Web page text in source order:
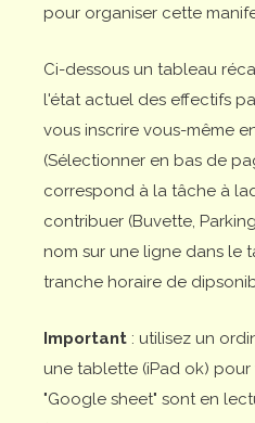
pour organiser cette
Ci-dessous un tableau
l'état actuel des effectifs
vous inscrire vous-même
(Sélectionner en bas de
correspond à la tâche à
contribuer (Buvette,
nom sur une ligne dans le
tranche horaire de
Important : utilisez un
une tablette (iPad ok) pour
"Google sheet" sont en